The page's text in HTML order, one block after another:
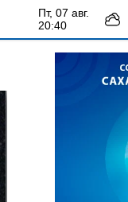
пт, 07 авг.
20:40